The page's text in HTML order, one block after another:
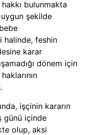
bulunmakta
şekilde
halinde, feshin
karar
dönem için
işçinin kararın
günü içinde
olup, aksi